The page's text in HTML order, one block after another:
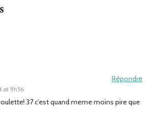
at 9h56
Répondre
37 c’est quand meme moins pire que